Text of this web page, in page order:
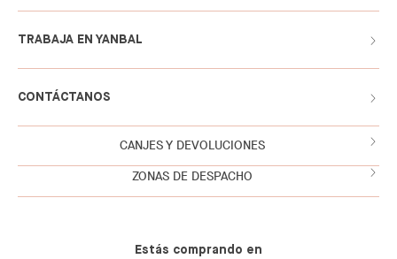
TRABAJA EN YANBAL
CONTÁCTANOS
CANJES Y DEVOLUCIONES
ZONAS DE DESPACHO
Estás comprando en